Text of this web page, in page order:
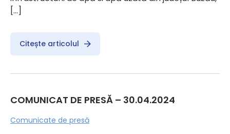
[…]
Citește articolul
COMUNICAT DE PRESĂ – 30.04.2024
Comunicate de presă